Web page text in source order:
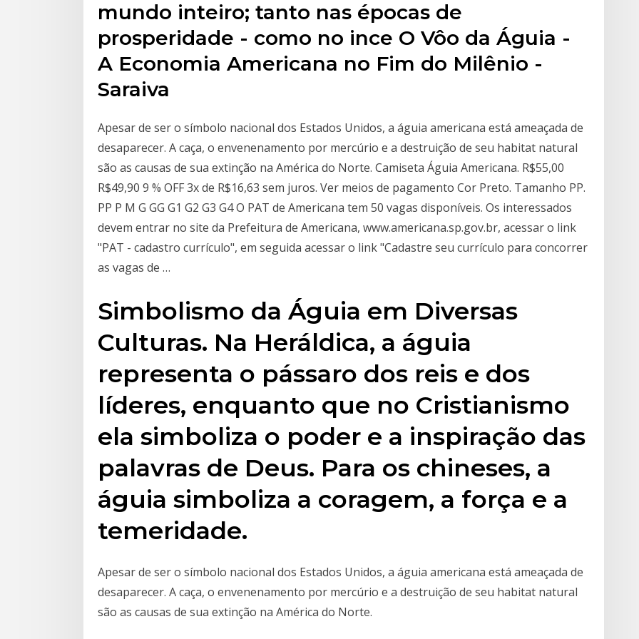
mundo inteiro; tanto nas épocas de
prosperidade - como no ince O Vôo da Águia -
A Economia Americana no Fim do Milênio -
Saraiva
Apesar de ser o símbolo nacional dos Estados Unidos, a águia americana está ameaçada de
desaparecer. A caça, o envenenamento por mercúrio e a destruição de seu habitat natural
são as causas de sua extinção na América do Norte. Camiseta Águia Americana. R$55,00
R$49,90 9 % OFF 3x de R$16,63 sem juros. Ver meios de pagamento Cor Preto. Tamanho PP.
PP P M G GG G1 G2 G3 G4 O PAT de Americana tem 50 vagas disponíveis. Os interessados
devem entrar no site da Prefeitura de Americana, www.americana.sp.gov.br, acessar o link
"PAT - cadastro currículo", em seguida acessar o link "Cadastre seu currículo para concorrer
as vagas de …
Simbolismo da Águia em Diversas
Culturas. Na Heráldica, a águia
representa o pássaro dos reis e dos
líderes, enquanto que no Cristianismo
ela simboliza o poder e a inspiração das
palavras de Deus. Para os chineses, a
águia simboliza a coragem, a força e a
temeridade.
Apesar de ser o símbolo nacional dos Estados Unidos, a águia americana está ameaçada de
desaparecer. A caça, o envenenamento por mercúrio e a destruição de seu habitat natural
são as causas de sua extinção na América do Norte.